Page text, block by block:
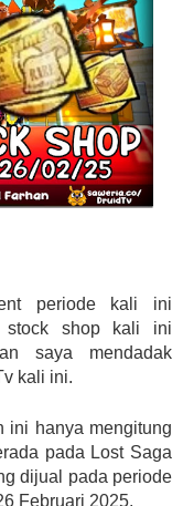
periode kali ini
stock shop kali ini
saya mendadak
kali ini.
ini hanya mengitung
pada Lost Saga
dijual pada periode
Februari 2025.